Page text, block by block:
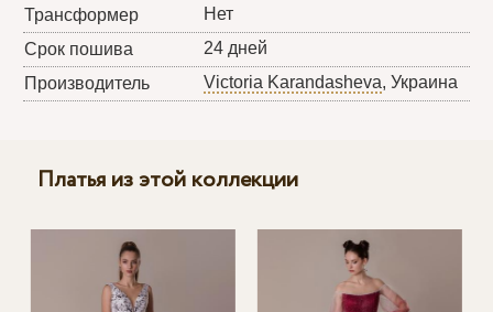
Трансформер
Нет
Срок пошива
24 дней
Производитель
Victoria Karandasheva, Украина
Платья из этой коллекции